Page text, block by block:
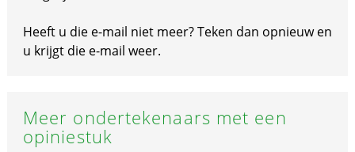
Heeft u die e-mail niet meer? Teken dan opnieuw en
u krijgt die e-mail weer.
Meer ondertekenaars met een
opiniestuk